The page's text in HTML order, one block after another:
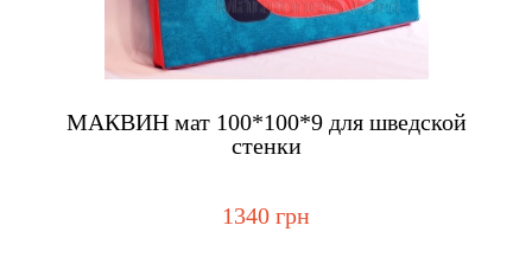
МАКВИН мат 100*100*9 для шведской
стенки
1340 грн